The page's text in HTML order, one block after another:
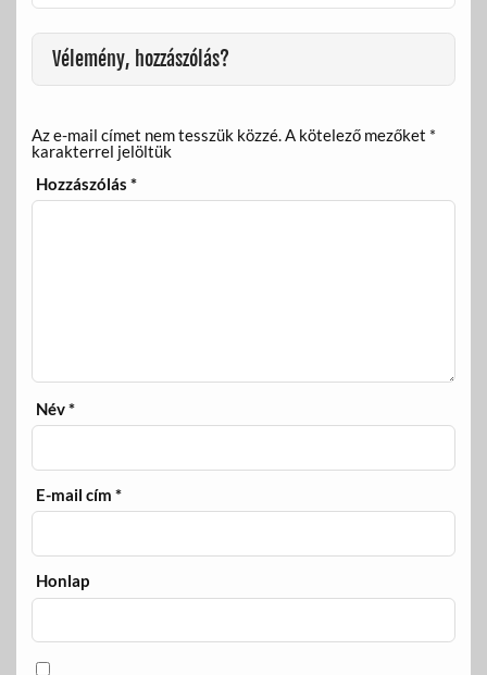
Vélemény, hozzászólás?
Az e-mail címet nem tesszük közzé. A kötelező mezőket *
karakterrel jelöltük
Hozzászólás*
Név*
E-mail cím*
Honlap